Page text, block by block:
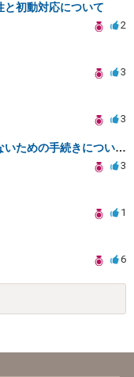
と初動対応について
2
3
3
書類送検後の対応と家族に知られないための手続きについて相談
3
1
6